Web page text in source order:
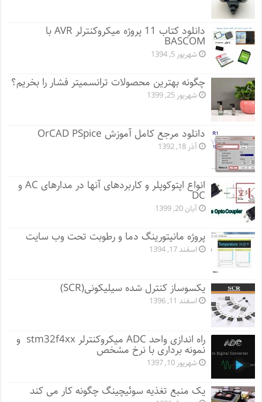
دانلود کتاب 11 پروژه میکروکنترلر AVR با
BASCOM
شهریور 5, 1394
چگونه بهترین محصولات ترانسمیتر فشار را بخریم؟
شهریور 25, 1399
دانلود مرجع کامل آموزش OrCAD PSpice
آذر 18, 1392
انواع اپتوکوپلر و کاربردهای آنها در مدارهای AC و
DC
آبان 20, 1399
پروژه مانيتورينگ دما و رطوبت تحت وب سایت
اسفند 17, 1394
یکسوساز کنترل شده سیلیکونی(SCR)
اسفند 11, 1396
راه اندازی واحد ADC میکروکنترلر stm32f4xx و
نمونه برداری با نرخ مشخص
شهریور 10, 1397
یک منبع تغذیه سوئیچینگ چگونه کار می کند